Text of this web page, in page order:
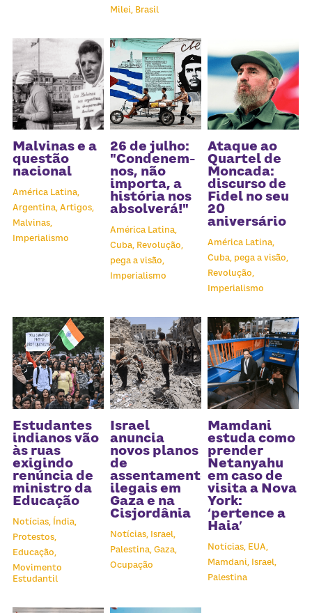
Milei, Brasil
Malvinas e a
questão
nacional
América Latina,
Argentina, Artigos,
Malvinas,
Imperialismo
26 de julho:
"Condenem-
nos, não
importa, a
história nos
absolverá!"
América Latina,
Cuba, Revolução,
pega a visão,
Imperialismo
Ataque ao
Quartel de
Moncada:
discurso de
Fidel no seu
20
aniversário
América Latina,
Cuba, pega a visão,
Revolução,
Imperialismo
Estudantes
indianos vão
às ruas
exigindo
renúncia de
ministro da
Educação
Notícias, Índia,
Protestos,
Educação,
Movimento
Estudantil
Israel
anuncia
novos planos
de
assentamentos
ilegais em
Gaza e na
Cisjordânia
Notícias, Israel,
Palestina, Gaza,
Ocupação
Mamdani
estuda como
prender
Netanyahu
em caso de
visita a Nova
York:
‘pertence a
Haia’
Notícias, EUA,
Mamdani, Israel,
Palestina